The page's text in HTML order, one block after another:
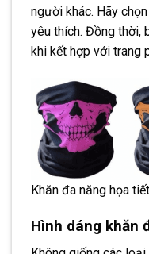
người khác. Hãy
yêu thích. Đồng thời,
khi kết hợp với trang
Khăn đa năng họa
Hình dáng khăn